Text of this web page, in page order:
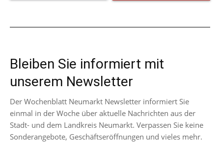
Bleiben Sie informiert mit
unserem Newsletter
Der Wochenblatt Neumarkt Newsletter informiert Sie
einmal in der Woche über aktuelle Nachrichten aus der
Stadt- und dem Landkreis Neumarkt. Verpassen Sie keine
Sonderangebote, Geschäftseröffnungen und vieles mehr.